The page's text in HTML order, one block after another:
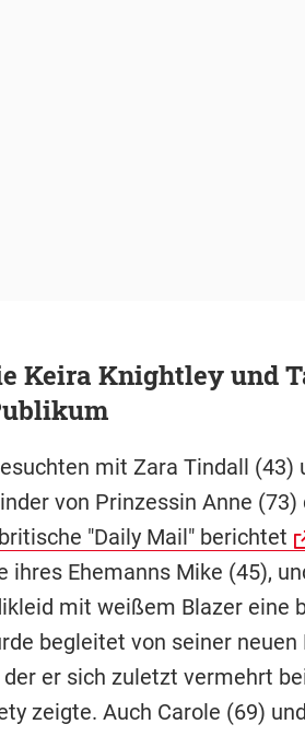
Keira Knightley und
mit Zara Tindall (43)
von Prinzessin Anne
"Daily Mail" berichtet
ihres Ehemanns Mike (45),
mit weißem Blazer eine
begleitet von seiner
er sich zuletzt vermehrt
zeigte. Auch Carole (69)